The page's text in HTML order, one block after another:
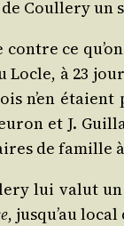
Coul­le­ry
ce
à 23
n’en étaient
et J.
de famille
lui valut
, jus­qu’au